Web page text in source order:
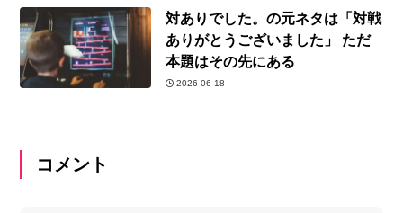
対ありでした。の元ネタは「対戦
ありがとうございました」 ただ
本題はその先にある
2026-06-18
コメント